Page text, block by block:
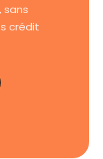
sans
crédit